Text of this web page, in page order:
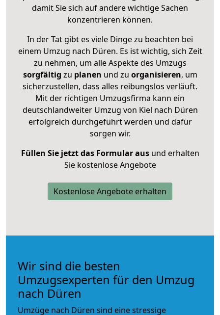
damit Sie sich auf andere wichtige Sachen
konzentrieren können.
In der Tat gibt es viele Dinge zu beachten bei
einem Umzug nach Düren. Es ist wichtig, sich Zeit
zu nehmen, um alle Aspekte des Umzugs
sorgfältig zu planen und zu organisieren, um
sicherzustellen, dass alles reibungslos verläuft.
Mit der richtigen Umzugsfirma kann ein
deutschlandweiter Umzug von Kiel nach Düren
erfolgreich durchgeführt werden und dafür
sorgen wir.
Füllen Sie jetzt das Formular ausund erhalten
Sie kostenlose Angebote
Kostenlose Angebote erhalten
Wir sind die besten
Umzugsexperten für den Umzug
nach Düren
Umzüge nach Düren sind eine stressige